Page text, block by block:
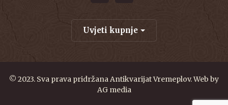
Uvjeti kupnje
© 2023. Sva prava pridržana Antikvarijat Vremeplov. Web by
AG media